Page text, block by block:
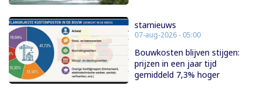
starnieuws
07-aug-2026 - 05:00
Bouwkosten blijven stijgen:
prijzen in een jaar tijd
gemiddeld 7,3% hoger